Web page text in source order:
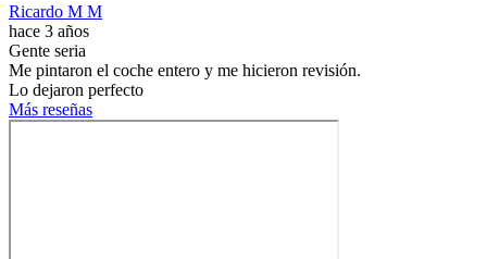
Ricardo M M
hace 3 años
Gente seria
Me pintaron el coche entero y me hicieron revisión.
Lo dejaron perfecto
Más reseñas